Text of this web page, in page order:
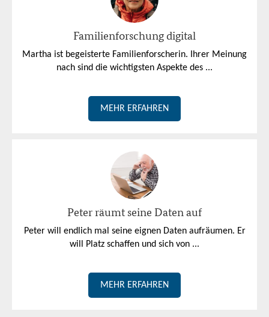
Familienforschung digital
Martha ist begeisterte Familienforscherin. Ihrer Meinung
nach sind die wichtigsten Aspekte des ...
MEHR ERFAHREN
Peter räumt seine Daten auf
Peter will endlich mal seine eignen Daten aufräumen. Er
will Platz schaffen und sich von ...
MEHR ERFAHREN